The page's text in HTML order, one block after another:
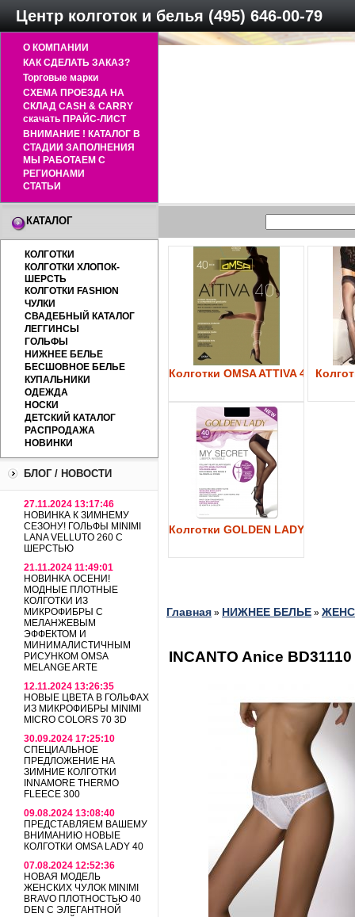
Центр колготок и белья (495) 646-00-79
О КОМПАНИИ
КАК СДЕЛАТЬ ЗАКАЗ?
Торговые марки
СХЕМА ПРОЕЗДА НА
СКЛАД CASH & CARRY
скачать ПРАЙС-ЛИСТ
ВНИМАНИЕ ! КАТАЛОГ В
СТАДИИ ЗАПОЛНЕНИЯ
МЫ РАБОТАЕМ С
РЕГИОНАМИ
СТАТЬИ
КАТАЛОГ
КОЛГОТКИ
КОЛГОТКИ ХЛОПОК-
ШЕРСТЬ
КОЛГОТКИ FASHION
ЧУЛКИ
СВАДЕБНЫЙ КАТАЛОГ
ЛЕГГИНСЫ
ГОЛЬФЫ
НИЖНЕЕ БЕЛЬЕ
БЕСШОВНОЕ БЕЛЬЕ
КУПАЛЬНИКИ
ОДЕЖДА
НОСКИ
ДЕТСКИЙ КАТАЛОГ
РАСПРОДАЖА
НОВИНКИ
БЛОГ / НОВОСТИ
27.11.2024 13:17:46
НОВИНКА К ЗИМНЕМУ
СЕЗОНУ! ГОЛЬФЫ MINIMI
LANA VELLUTO 260 С
ШЕРСТЬЮ
21.11.2024 11:49:01
НОВИНКА ОСЕНИ!
МОДНЫЕ ПЛОТНЫЕ
КОЛГОТКИ ИЗ
МИКРОФИБРЫ С
МЕЛАНЖЕВЫМ
ЭФФЕКТОМ И
МИНИМАЛИСТИЧНЫМ
РИСУНКОМ OMSA
MELANGE ARTE
12.11.2024 13:26:35
НОВЫЕ ЦВЕТА В ГОЛЬФАХ
ИЗ МИКРОФИБРЫ MINIMI
MICRO COLORS 70 3D
30.09.2024 17:25:10
СПЕЦИАЛЬНОЕ
ПРЕДЛОЖЕНИЕ НА
ЗИМНИЕ КОЛГОТКИ
INNAMORE THERMO
FLEECE 300
09.08.2024 13:08:40
ПРЕДСТАВЛЯЕМ ВАШЕМУ
ВНИМАНИЮ НОВЫЕ
КОЛГОТКИ OMSA LADY 40
07.08.2024 12:52:36
НОВАЯ МОДЕЛЬ
ЖЕНСКИХ ЧУЛОК MINIMI
BRAVO ПЛОТНОСТЬЮ 40
DEN С ЭЛЕГАНТНОЙ
Колготки OMSA ATTIVA 40
Колготки GOLDEN LADY My
Главная » НИЖНЕЕ БЕЛЬЕ »
INCANTO Anice BD31110